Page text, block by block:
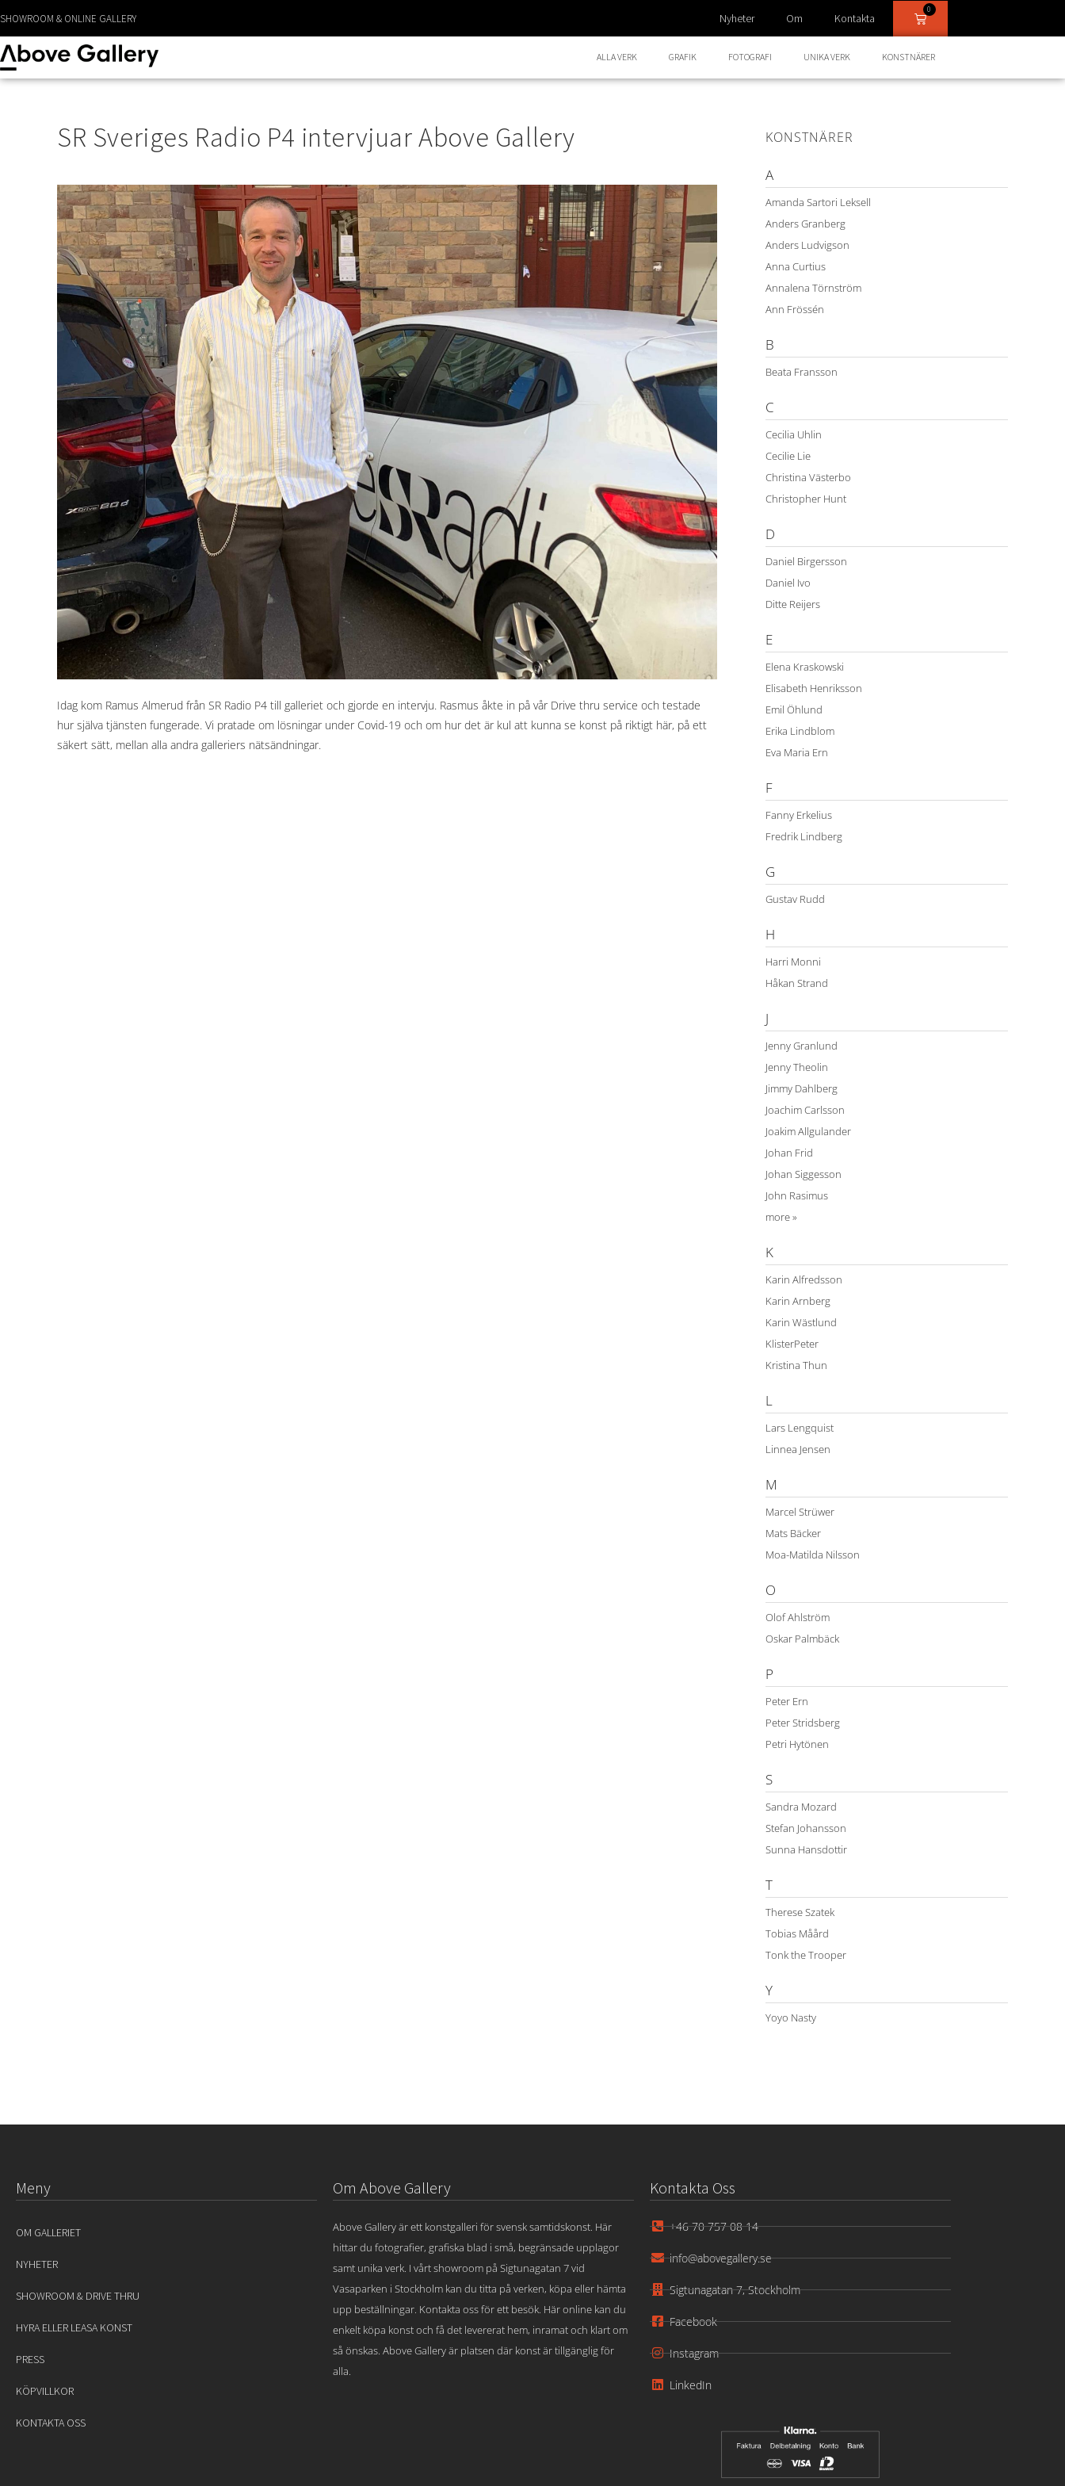
LEVERANS CA 1 - 3 DAGAR Nyheter Om Kontakta
0
ALLA VERK GRAFIK FOTOGRAFI UNIKA VERK KONSTNÄRER
SR Sveriges Radio P4 intervjuar Above Gallery
Idag kom Ramus Almerud från SR Radio P4 till galleriet och gjorde en intervju. Rasmus åkte in på vår Drive thru service och testade
hur själva tjänsten fungerade. Vi pratade om lösningar under Covid-19 och om hur det är kul att kunna se konst på riktigt här, på ett
säkert sätt, mellan alla andra galleriers nätsändningar.
KONSTNÄRER
A
Amanda Sartori Leksell
Anders Granberg
Anders Ludvigson
Anna Curtius
Annalena Törnström
Ann Frössén
B
Beata Fransson
C
Cecilia Uhlin
Cecilie Lie
Christina Västerbo
Christopher Hunt
D
Daniel Birgersson
Daniel Ivo
Ditte Reijers
E
Elena Kraskowski
Elisabeth Henriksson
Emil Öhlund
Erika Lindblom
Eva Maria Ern
F
Fanny Erkelius
Fredrik Lindberg
G
Gustav Rudd
H
Harri Monni
Håkan Strand
J
Jenny Granlund
Jenny Theolin
Jimmy Dahlberg
Joachim Carlsson
Joakim Allgulander
Johan Frid
Johan Siggesson
John Rasimus
more »
K
Karin Alfredsson
Karin Arnberg
Karin Wästlund
KlisterPeter
Kristina Thun
L
Lars Lengquist
Linnea Jensen
M
Marcel Strüwer
Mats Bäcker
Moa-Matilda Nilsson
O
Olof Ahlström
Oskar Palmbäck
P
Peter Ern
Peter Stridsberg
Petri Hytönen
S
Sandra Mozard
Stefan Johansson
Sunna Hansdottir
T
Therese Szatek
Tobias Måård
Tonk the Trooper
Y
Yoyo Nasty
Meny
OM GALLERIET
NYHETER
SHOWROOM & DRIVE THRU
HYRA ELLER LEASA KONST
PRESS
KÖPVILLKOR
KONTAKTA OSS
Om Above Gallery
Above Gallery är ett konstgalleri för svensk samtidskonst. Här
hittar du fotografier, grafiska blad i små, begränsade upplagor
samt unika verk. I vårt showroom på Sigtunagatan 7 vid
Vasaparken i Stockholm kan du titta på verken, köpa eller hämta
upp beställningar. Kontakta oss för ett besök. Här online kan du
enkelt köpa konst och få det levererat hem, inramat och klart om
så önskas. Above Gallery är platsen där konst är tillgänglig för
alla.
Kontakta Oss
+46 70 757 08 14
info@abovegallery.se
Sigtunagatan 7, Stockholm
Facebook
Instagram
LinkedIn